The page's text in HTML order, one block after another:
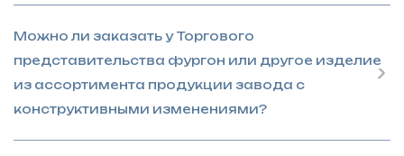
Можно ли заказать у Торгового
представительства фургон или другое изделие
из ассортимента продукции завода с
конструктивными изменениями?